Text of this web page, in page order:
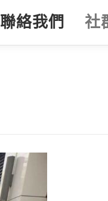
聯絡我們 社